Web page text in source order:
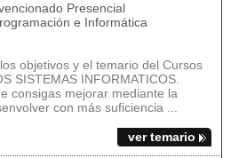
Presencial
e Informática
objetivos y el temario del Cursos
SISTEMAS INFORMATICOS.
consigas mejorar mediante la
con más suficiencia ...
ver temario